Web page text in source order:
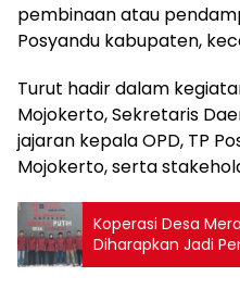
pembinaan atau
Posyandu kabupaten,
Turut hadir dalam
Mojokerto, Sekretaris
jajaran kepala OPD, TP
Mojokerto, serta
Koperasi Desa
Diharapkan Jadi
Lamongan